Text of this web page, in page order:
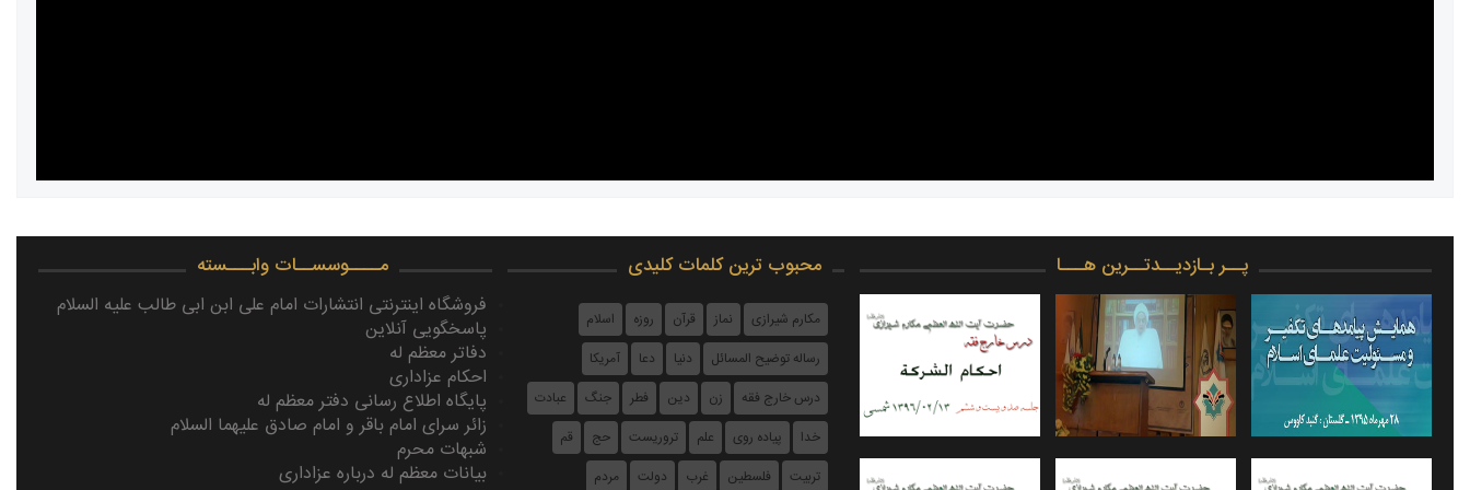
پــر بـازدیــدتــرین هـــا محبوب ترین کلمات کلیدی
مکارم شیرازی نماز قرآن روزه
اسلام
رساله توضیح المسائل
دنیا دعا
آمریکا
درس خارج فقه
زن دین فطر جنگ
عبادت
خدا
پیاده روی علم تروریست حج
قم
تربیت
فلسطین غرب دولت مردم
مــــوسســات وابـــسته
فروشگاه اینترنتی انتشارات امام علی ابن ابی طالب علیه السلام
پاسخگویی آنلاین
دفاتر معظم له
احکام عزاداری
پایگاه اطلاع رسانی دفتر معظم له
زائر سرای امام باقر و امام صادق علیهما السلام
شبهات محرم
بیانات معظم له درباره عزاداری